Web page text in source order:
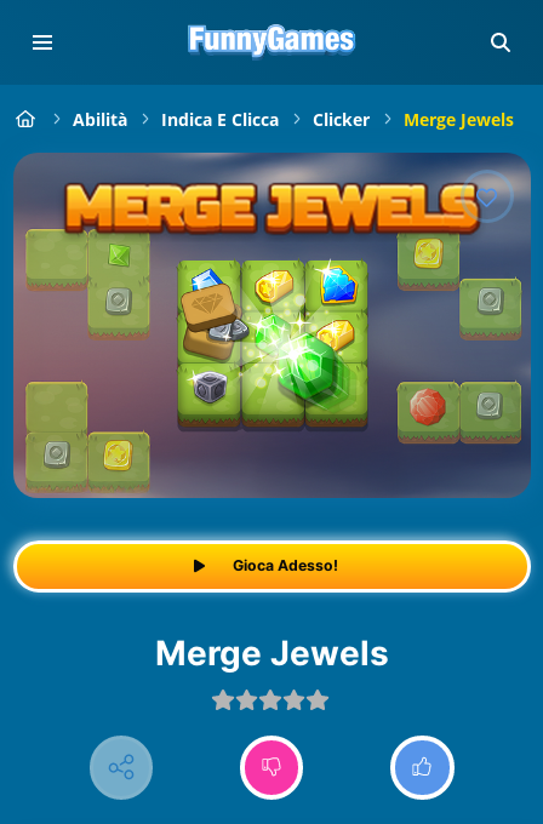
Abilità Indica E Clicca Clicker Merge Jewels
Gioca Adesso!
Merge Jewels